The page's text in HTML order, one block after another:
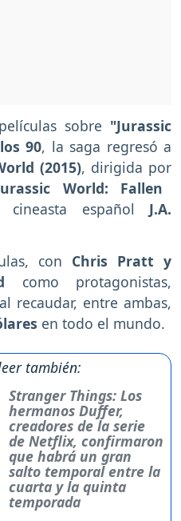
sobre "Jurassic
90, la saga regresó a
(2015), dirigida por
World: Fallen
español J.A.
con Chris Pratt y
como protagonistas,
recaudar, entre ambas,
en todo el mundo.
también:
Stranger Things: Los
hermanos Duffer,
creadores de la serie
de Netflix, confirmaron
que habrá un gran
salto temporal entre la
cuarta y la quinta
temporada